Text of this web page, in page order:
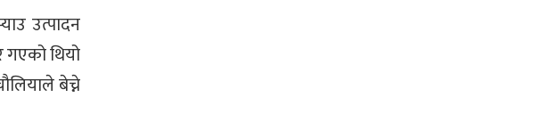
उत्पादन
गएको थियो
बेच्ने